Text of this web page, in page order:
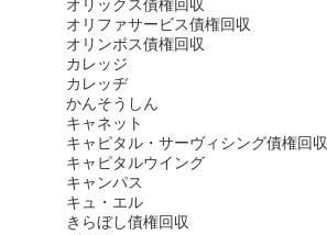
オリックス債権回収
オリファサービス債権回収
オリンポス債権回収
カレッジ
カレッヂ
かんそうしん
キャネット
キャピタル・サーヴィシング債権回収
キャピタルウイング
キャンパス
キュ・エル
きらぼし債権回収